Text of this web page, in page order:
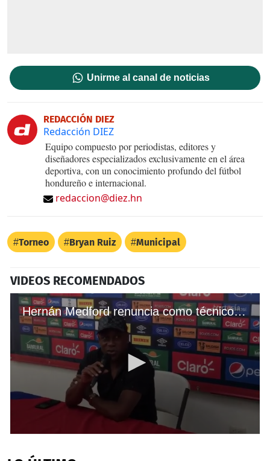
Unirme al canal de noticias
REDACCIÓN DIEZ
Redacción DIEZ
Equipo compuesto por periodistas, editores y
diseñadores especializados exclusivamente en el área
deportiva, con un conocimiento profundo del fútbol
hondureño e internacional.
redaccion@diez.hn
Torneo Bryan Ruiz Municipal
VIDEOS RECOMENDADOS
Hernán Medford renuncia como técnico del Municipal de Guatemala
of